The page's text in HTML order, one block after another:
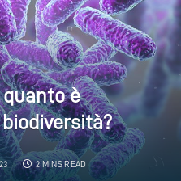
è
2 MINS READ